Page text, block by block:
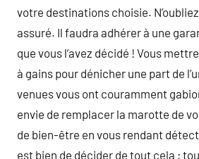
votre destinations choisie.
assuré. Il faudra adhérer à une
que vous l’avez décidé ! Vous
à gains pour dénicher une part de
venues vous ont couramment
envie de remplacer la marotte de
de bien-être en vous rendant
est bien de décider de tout cela ;